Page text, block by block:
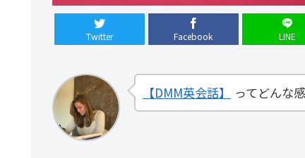
Twitter Facebook LINE
【DMM英会話】 ってどんな